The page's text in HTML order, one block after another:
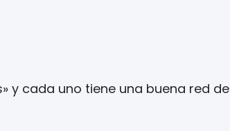
y cada uno tiene una buena red de